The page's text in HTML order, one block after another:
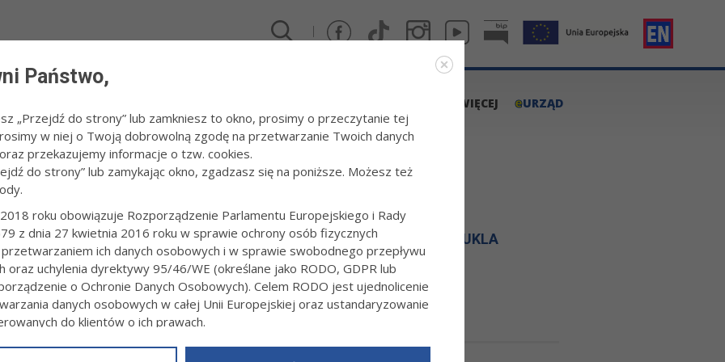
WIĘCEJ eURZĄD
- KULTURA 2013
„PAMIĘĆ” - WERNISAŻ WYSTAWY ANNY ŚLIWIŃSKIEJ - KUKLA
W TARNOWSKIM TEATRZE
11 stycznia 2013 r.fot. Paweł Topolski
Państwo,
„Przejdź do strony” lub zamkniesz to okno, prosimy o przeczytanie tej
w niej o Twoją dobrowolną zgodę na przetwarzanie Twoich danych
przekazujemy informacje o tzw. cookies.
do strony” lub zamykając okno, zgadzasz się na poniższe. Możesz też
roku obowiązuje Rozporządzenie Parlamentu Europejskiego i Rady
z dnia 27 kwietnia 2016 roku w sprawie ochrony osób fizycznych
ich danych osobowych i w sprawie swobodnego przepływu
oraz uchylenia dyrektywy 95/46/WE (określane jako RODO, GDPR lub
o Ochronie Danych Osobowych). Celem RODO jest ujednolicenie
danych osobowych w całej Unii Europejskiej oraz ustandaryzowanie
do klientów o ich prawach.
powyższym, w zakładceRODOna stroniehttps://www.tarnow.pl/Wiecej-